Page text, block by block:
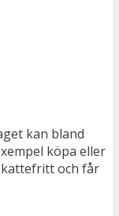
kan bland
köpa eller
och får